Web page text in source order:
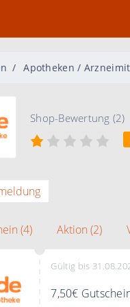
Apotheken /
Shop-Bewertung (2)
(4) Aktion (2)
Gültig bis
7,50€